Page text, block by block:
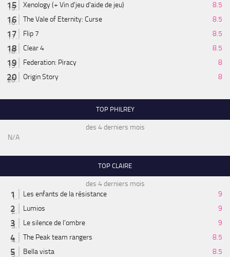
Xenology (+ Vin d'jeu d'aide de jeu)
8.5
The Vale of Eternity: Curse
8.5
Flip 7
8.5
Clear 4
8.5
Federation: Piracy
8
Origin Story
8
TOP PHILREY
des 4 derniers mois
N/A
TOP CLAIRE
des 4 derniers mois
Les enfants de la résistance
9
Lumios
9
Le silence de l'ombre
9
The Peak team rangers
8.5
Bella vista
8.5